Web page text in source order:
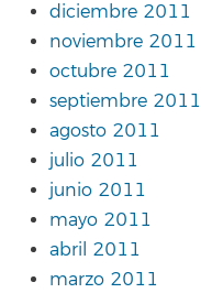
diciembre 2011
noviembre 2011
octubre 2011
septiembre 2011
agosto 2011
julio 2011
junio 2011
mayo 2011
abril 2011
marzo 2011